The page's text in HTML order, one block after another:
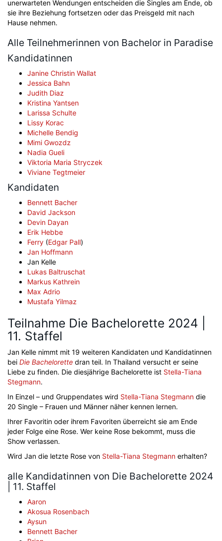
unerwarteten Wendungen entscheiden die Singles am Ende, ob
sie ihre Beziehung fortsetzen oder das Preisgeld mit nach
Hause nehmen.
Alle Teilnehmerinnen von Bachelor in Paradise
Kandidatinnen
Janine Christin Wallat
Jessica Bahn
Judith Diaz
Kristina Yantsen
Larissa Schulte
Lissy Korac
Michelle Bendig
Mimi Gwozdz
Nadia Gueli
Viktoria Maria Stryczek
Viviane Tegtmeier
Kandidaten
Bennett Bacher
David Jackson
Devin Dayan
Erik Hebbe
Ferry (Edgar Pall)
Jan Hoffmann
Jan Kelle
Lukas Baltruschat
Markus Kathrein
Max Adrio
Mustafa Yilmaz
Teilnahme Die Bachelorette 2024 |
11. Staffel
Jan Kelle nimmt mit 19 weiteren Kandidaten und Kandidatinnen
bei Die Bachelorette dran teil. In Thailand versucht er seine
Liebe zu finden. Die diesjährige Bachelorette ist Stella-Tiana
Stegmann.
In Einzel – und Gruppendates wird Stella-Tiana Stegmann die
20 Single – Frauen und Männer näher kennen lernen.
Ihrer Favoritin oder ihrem Favoriten überreicht sie am Ende
jeder Folge eine Rose. Wer keine Rose bekommt, muss die
Show verlassen.
Wird Jan die letzte Rose von Stella-Tiana Stegmann erhalten?
alle Kandidatinnen von Die Bachelorette 2024
| 11. Staffel
Aaron
Akosua Rosenbach
Aysun
Bennett Bacher